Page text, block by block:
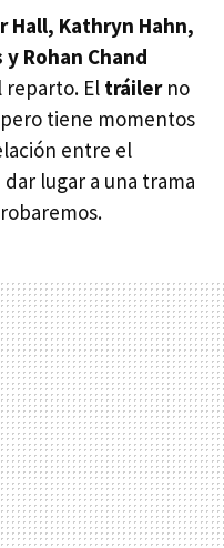
Hall, Kathryn Hahn,
Rohan Chand
reparto. El tráilerno
tiene momentos
entre el
lugar a una trama